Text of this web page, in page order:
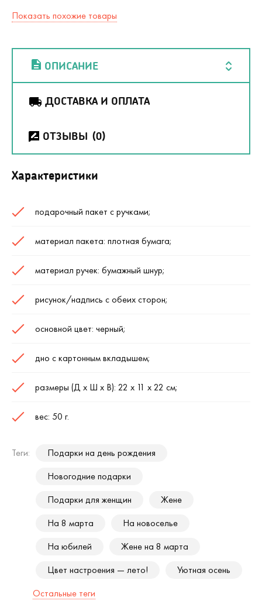
Показать похожие товары
ОПИСАНИЕ
ДОСТАВКА И ОПЛАТА
ОТЗЫВЫ (0)
Характеристики
подарочный пакет с ручками;
материал пакета: плотная бумага;
материал ручек: бумажный шнур;
рисунок/надпись с обеих сторон;
основной цвет: черный;
дно с картонным вкладышем;
размеры (Д х Ш х В): 22 х 11 х 22 см;
вес: 50 г.
Теги:
Подарки на день рождения
Новогодние подарки
Подарки для женщин
Жене
На 8 марта
На новоселье
На юбилей
Жене на 8 марта
Цвет настроения — лето!
Уютная осень
Остальные теги